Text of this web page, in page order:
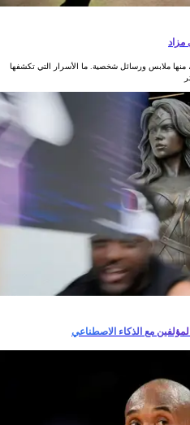
ملابس ورسائل شخصية. ما الأسرار التي تكشفها
مع الذكاء الاصطناعي